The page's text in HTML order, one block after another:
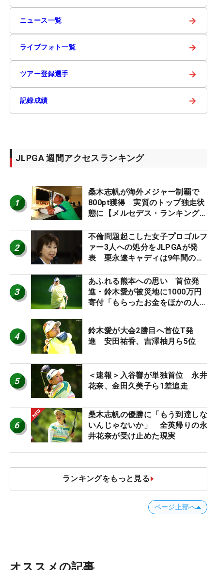
ニュース一覧 →
ライブフォト一覧 →
ツアー登録選手 →
記録成績 →
JLPGA 週間アクセスランキング
1
桑木志帆が海外メジャー制覇で
800pt獲得 実質のトップ独走状
態に【メルセデス・ランキング番
2
不倫問題起こした女子プロゴルフ
ァー3人への処分をJLPGAが発
表 栗永遼キャディは9年間の立
3
あふれる熊本への思い 首位発
進・鈴木愛が被災地に1000万円
寄付「もらったお金をほかの人
4
鈴木愛が大会2勝目へ首位T発
進 安田祐香、吉澤柚月ら5位
5
＜速報＞入谷響が単独首位 永井
花奈、金田久美子ら1差追走
6
桑木志帆の優勝に「もう到達しな
いんじゃないか」 全英帰りの永
井花奈が受け止めた現実
ランキングをもっと見る
ページ上部へ
オススメの記事